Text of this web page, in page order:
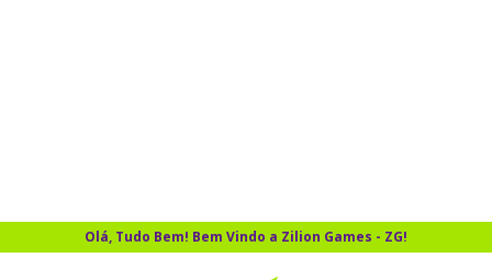
Olá, Tudo Bem! Bem Vindo a Zilion Games - ZG!